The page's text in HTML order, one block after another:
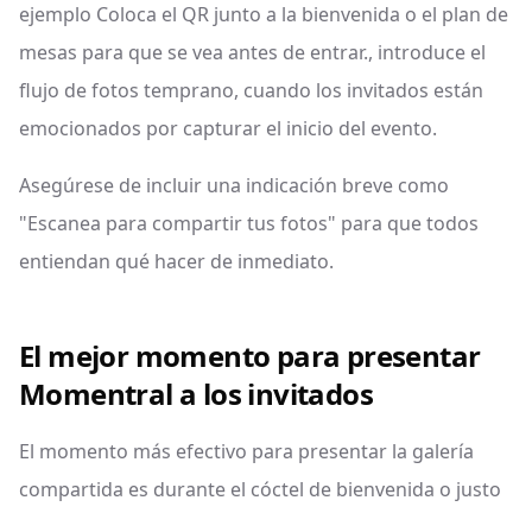
ejemplo Coloca el QR junto a la bienvenida o el plan de
mesas para que se vea antes de entrar., introduce el
flujo de fotos temprano, cuando los invitados están
emocionados por capturar el inicio del evento.
Asegúrese de incluir una indicación breve como
"Escanea para compartir tus fotos" para que todos
entiendan qué hacer de inmediato.
El mejor momento para presentar
Momentral a los invitados
El momento más efectivo para presentar la galería
compartida es durante el cóctel de bienvenida o justo